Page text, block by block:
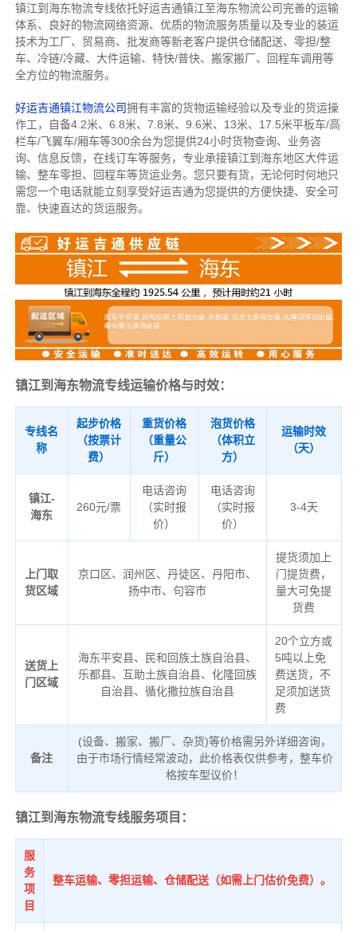
镇江到海东物流专线依托好运吉通镇江至海东物流公司完善的运输
体系、良好的物流网络资源、优质的物流服务质量以及专业的装运
技术为工厂、贸易商、批发商等新老客户提供仓储配送、零担/整
车、冷链/冷藏、大件运输、特快/普快、搬家搬厂、回程车调用等
全方位的物流服务。
好运吉通镇江物流公司拥有丰富的货物运输经验以及专业的货运操
作工，自备4.2米、6.8米、7.8米、9.6米、13米、17.5米平板车/高
栏车/飞翼车/厢车等300余台为您提供24小时货物查询、业务咨
询、信息反馈，在线订车等服务， 专业承接镇江到海东地区大件运
输、整车零担、回程车等货运业务。 您只要有货，无论何时何地只
需您一个电话就能立刻享受好运吉通为您提供的方便快捷、安全可
靠、快速直达的货运服务。
镇江到海东物流专线运输价格与时效：
专线名
称
起步价格
（按票计
费）
重货价格
（重量公
斤）
泡货价格
（体积立
方）
运输时效
（天）
镇江-
海东
260元/票
电话咨询
（实时报
价）
电话咨询
（实时报
价）
3-4天
上门取
货区域
京口区、润州区、丹徒区、丹阳市、
扬中市、句容市
提货须加上
门提货费，
量大可免提
货费
送货上
门区域
海东平安县、民和回族土族自治县、
乐都县、互助土族自治县、化隆回族
自治县、循化撒拉族自治县
20个立方或
5吨以上免
费送货，不
足须加送货
费
备注
(设备、搬家、搬厂、杂货)等价格需另外详细咨询，
由于市场行情经常波动，此价格表仅供参考，整车价
格按车型议价！
镇江到海东物流专线服务项目：
服
务
项
目
整车运输、零担运输、仓储配送（如需上门估价免费）。